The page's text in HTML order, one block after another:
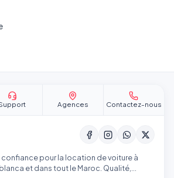
Agences Contactez-nous
pour la location de voiture à
et dans tout le Maroc. Qualité,